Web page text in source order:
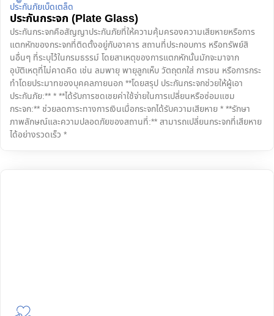
ประกันภัยเบ็ดเตล็ด
ประกันกระจก (Plate Glass)
ประกันกระจกคือสัญญาประกันภัยที่ให้ความคุ้มครองความเสียหายหรือการ
แตกหักของกระจกที่ติดตั้งอยู่กับอาคาร สถานที่ประกอบการ หรือทรัพย์สิ
นอื่นๆ ที่ระบุไว้ในกรมธรรม์ โดยสาเหตุของการแตกหักนั้นมักจะมาจาก
อุบัติเหตุที่ไม่คาดคิด เช่น ลมพายุ พายุลูกเห็บ วัตถุตกใส่ การชน หรือการกระ
ทำโดยประมาทของบุคคลภายนอก **โดยสรุป ประกันกระจกช่วยให้ผู้เอา
ประกันภัย:** * **ได้รับการชดเชยค่าใช้จ่ายในการเปลี่ยนหรือซ่อมแซม
กระจก:** ช่วยลดภาระทางการเงินเมื่อกระจกได้รับความเสียหาย * **รักษา
ภาพลักษณ์และความปลอดภัยของสถานที่:** สามารถเปลี่ยนกระจกที่เสียหาย
ได้อย่างรวดเร็ว *